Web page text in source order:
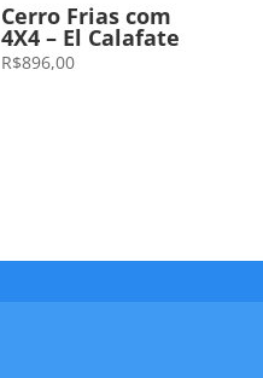
Cerro Frias com
4X4 – El Calafate
R$896,00